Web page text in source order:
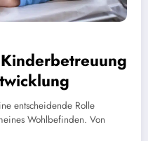
entscheidende Rolle
Wohlbefinden. Von